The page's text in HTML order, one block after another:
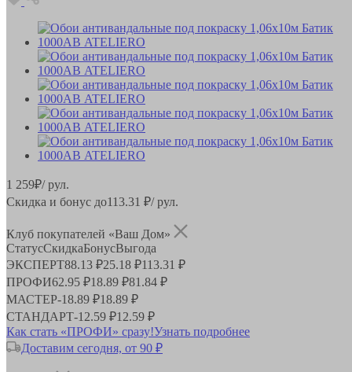
1 259₽/ рул.
Скидка и бонус до113.31 ₽/ рул.
Клуб покупателей «Ваш Дом»
СтатусСкидкаБонусВыгода
ЭКСПЕРТ88.13 ₽25.18 ₽113.31 ₽
ПРОФИ62.95 ₽18.89 ₽81.84 ₽
МАСТЕР-18.89 ₽18.89 ₽
СТАНДАРТ-12.59 ₽12.59 ₽
Как стать «ПРОФИ» сразу!Узнать подробнее
Доставим сегодня, от 90 ₽